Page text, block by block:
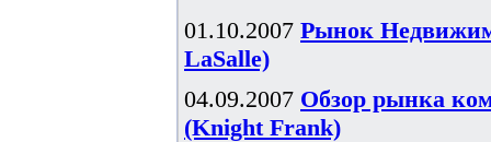
01.10.2007 Рынок
LaSalle)
04.09.2007 Обзор рынка
(Knight Frank)